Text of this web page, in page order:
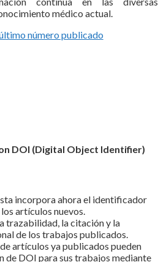
médico actual.
número publicado
DOI (Digital Object Identifier)
incorpora ahora el identificador
artículos nuevos.
trazabilidad, la citación y la
de los trabajos publicados.
artículos ya publicados pueden
de DOI para sus trabajos mediante